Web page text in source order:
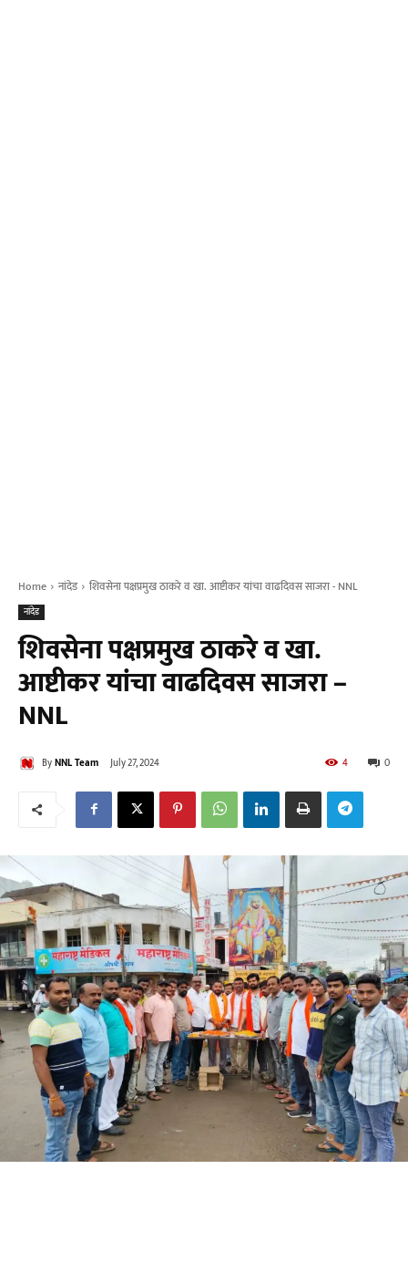
Home नांदेड शिवसेना पक्षप्रमुख ठाकरे व खा. आष्टीकर यांचा वाढदिवस साजरा - NNL
नांदेड
शिवसेना पक्षप्रमुख ठाकरे व खा.
आष्टीकर यांचा वाढदिवस साजरा –
NNL
ByNNL Team July 27, 2024 0
4